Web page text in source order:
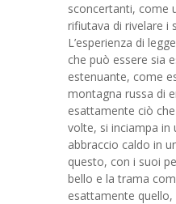
sconcertanti, come
rifiutava di rivelare i
L’esperienza di
che può essere sia
estenuante, come
montagna russa di
esattamente ciò
volte, si inciampa in
abbraccio caldo in
questo, con i suoi
bello e la trama
esattamente quello,